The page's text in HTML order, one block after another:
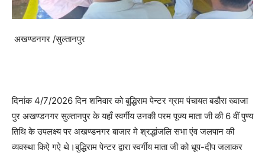
अखण्डनगर /सुल्तानपुर
दिनांक 4/7/2026 दिन शनिवार को बुद्धिराम पेन्टर ग्राम पंचायत बडौरा ख्वाजा
पुर अखण्डनगर सुल्तानपुर के यहाँ स्वर्गीय उनकी परम पूज्य माता जी की 6 वीं पुण्य
तिथि के उपलक्ष्य पर अखण्डनगर बाजार मे श्रद्धांजलि सभा एंव जलपान की
व्यवस्था किऐ गऐ थे।बुद्धिराम पेन्टर द्वारा स्वर्गीय माता जी को धूप-दीप जलाकर